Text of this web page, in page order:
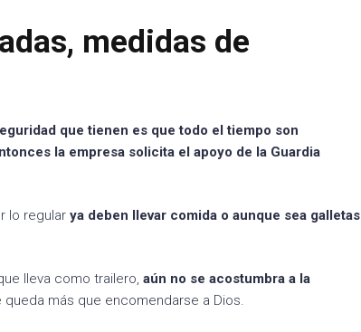
medidas de
que tienen es que todo el tiempo son
la empresa solicita el apoyo de la Guardia
lo regular ya deben llevar comida o aunque sea galletas
lleva como trailero, aún no se acostumbra a la
más que encomendarse a Dios.